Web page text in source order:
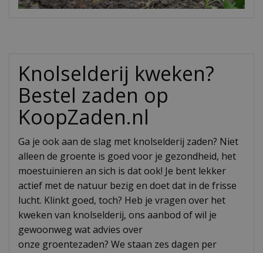
Knolselderij kweken?
Bestel zaden op
KoopZaden.nl
Ga je ook aan de slag met knolselderij zaden? Niet
alleen de groente is goed voor je gezondheid, het
moestuinieren an sich is dat ook! Je bent lekker
actief met de natuur bezig en doet dat in de frisse
lucht. Klinkt goed, toch? Heb je vragen over het
kweken van knolselderij, ons aanbod of wil je
gewoonweg wat advies over
onze groentezaden? We staan zes dagen per